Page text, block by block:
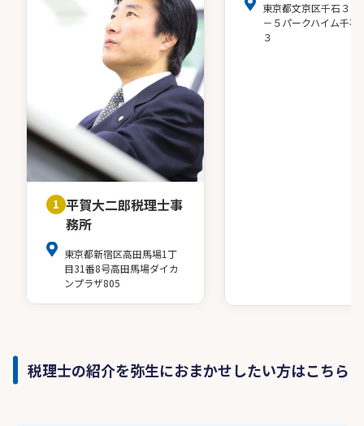
1 平賀大二郎税理士事
務所
東京都新宿区高田馬場1丁
目31番8号高田馬場ダイカ
ンプラザ805
東京都文京区千石３－
－５パークハイム千石
３
税理士の紹介を弥生におまかせしたい方はこちら